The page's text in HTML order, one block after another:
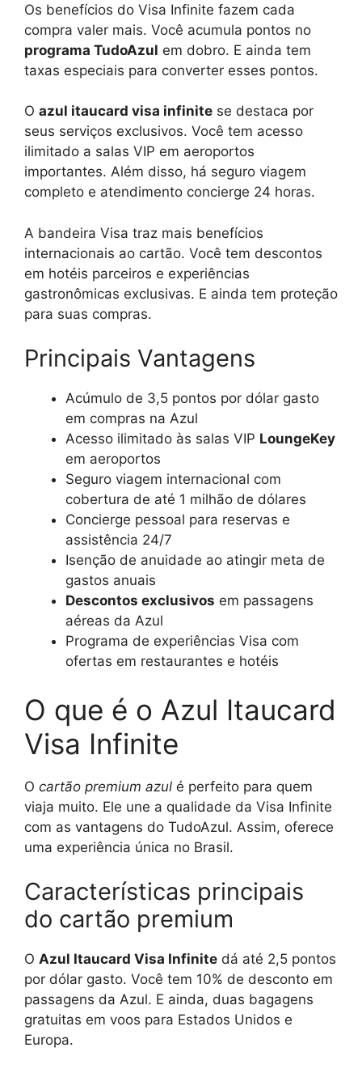
Os benefícios do Visa Infinite fazem cada
compra valer mais. Você acumula pontos no
programa TudoAzul em dobro. E ainda tem
taxas especiais para converter esses pontos.
O azul itaucard visa infinite se destaca por
seus serviços exclusivos. Você tem acesso
ilimitado a salas VIP em aeroportos
importantes. Além disso, há seguro viagem
completo e atendimento concierge 24 horas.
A bandeira Visa traz mais benefícios
internacionais ao cartão. Você tem descontos
em hotéis parceiros e experiências
gastronômicas exclusivas. E ainda tem proteção
para suas compras.
Principais Vantagens
Acúmulo de 3,5 pontos por dólar gasto
em compras na Azul
Acesso ilimitado às salas VIP LoungeKey
em aeroportos
Seguro viagem internacional com
cobertura de até 1 milhão de dólares
Concierge pessoal para reservas e
assistência 24/7
Isenção de anuidade ao atingir meta de
gastos anuais
Descontos exclusivos em passagens
aéreas da Azul
Programa de experiências Visa com
ofertas em restaurantes e hotéis
O que é o Azul Itaucard
Visa Infinite
O cartão premium azul é perfeito para quem
viaja muito. Ele une a qualidade da Visa Infinite
com as vantagens do TudoAzul. Assim, oferece
uma experiência única no Brasil.
Características principais
do cartão premium
O Azul Itaucard Visa Infinite dá até 2,5 pontos
por dólar gasto. Você tem 10% de desconto em
passagens da Azul. E ainda, duas bagagens
gratuitas em voos para Estados Unidos e
Europa.